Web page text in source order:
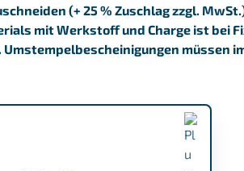
(+ 25 % Zuschlag zzgl.
mit Werkstoff und Charge ist bei
Umstempelbescheinigungen müssen